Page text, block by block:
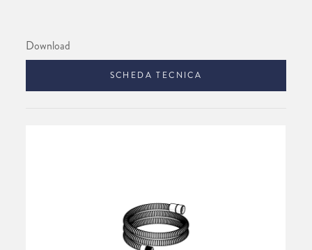
Download
SCHEDA TECNICA